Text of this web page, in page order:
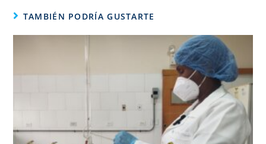
TAMBIÉN PODRÍA GUSTARTE